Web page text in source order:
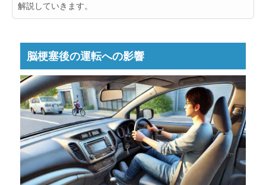
解説していきます。
脳梗塞後の運転への影響